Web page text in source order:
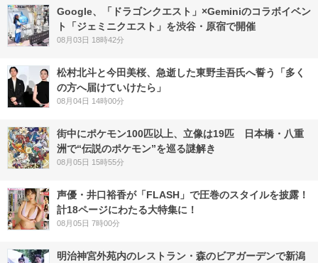
Google、「ドラゴンクエスト」×Geminiのコラボイベン
ト「ジェミニクエスト」を渋谷・原宿で開催
08月03日 18時42分
松村北斗と今田美桜、急逝した東野圭吾氏へ誓う「多く
の方へ届けていけたら」
08月04日 14時00分
街中にポケモン100匹以上、立像は19匹 日本橋・八重
洲で“伝説のポケモン”を巡る謎解き
08月05日 15時55分
声優・井口裕香が「FLASH」で圧巻のスタイルを披露！
計18ページにわたる大特集に！
08月05日 7時00分
明治神宮外苑内のレストラン・森のビアガーデンで新潟